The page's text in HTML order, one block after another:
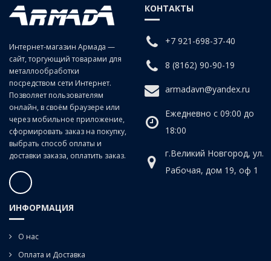
Интернет-магазин Армада —
сайт, торгующий товарами для
металлообработки
посредством сети Интернет.
Позволяет пользователям
онлайн, в своём браузере или
через мобильное приложение,
сформировать заказ на покупку,
выбрать способ оплаты и
доставки заказа, оплатить заказ.
КОНТАКТЫ
+7 921-698-37-40
8 (8162) 90-90-19
armadavn@yandex.ru
Ежедневно с 09:00 до
18:00
г.Великий Новгород, ул.
Рабочая, дом 19, оф 1
ИНФОРМАЦИЯ
О нас
Оплата и Доставка